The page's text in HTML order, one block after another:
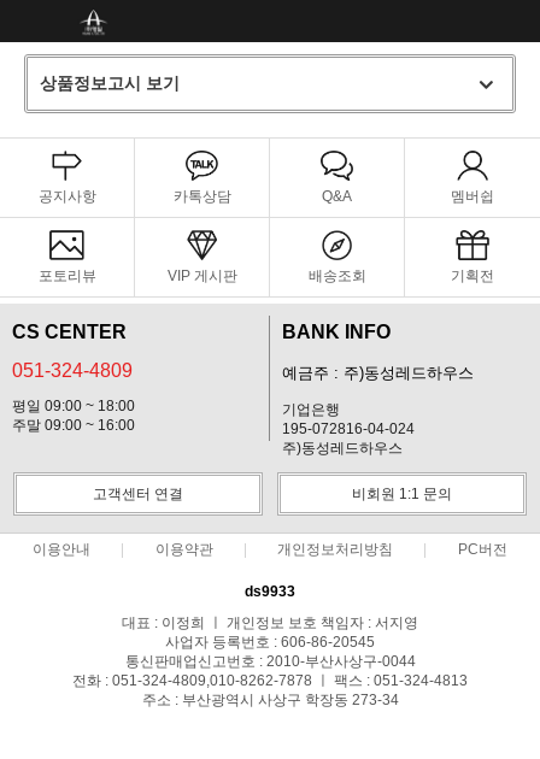
상품정보고시 보기
공지사항 카톡상담 Q&A 멤버쉽
포토리뷰 VIP 게시판 배송조회 기획전
CS CENTER
051-324-4809
평일 09:00 ~ 18:00
주말 09:00 ~ 16:00
BANK INFO
예금주 : 주)동성레드하우스
기업은행
195-072816-04-024
주)동성레드하우스
고객센터 연결 비회원 1:1 문의
이용안내 이용약관 개인정보처리방침 PC버전
ds9933
대표 : 이정희 ㅣ 개인정보 보호 책임자 : 서지영
사업자 등록번호 : 606-86-20545
통신판매업신고번호 : 2010-부산사상구-0044
전화 : 051-324-4809,010-8262-7878 ㅣ 팩스 : 051-324-4813
주소 : 부산광역시 사상구 학장동 273-34